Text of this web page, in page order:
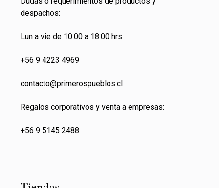
despachos:
Lun a vie de 10.00 a 18.00 hrs.
+56 9 4223 4969
contacto@primerospueblos.cl
Regalos corporativos y venta a empresas:
+56 9 5145 2488